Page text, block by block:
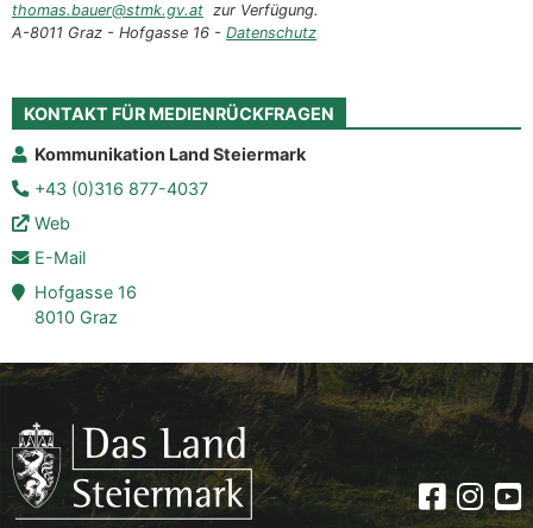
thomas.bauer@stmk.gv.at zur Verfügung.
A-8011 Graz - Hofgasse 16 - Datenschutz
KONTAKT FÜR MEDIENRÜCKFRAGEN
Kommunikation Land Steiermark
+43 (0)316 877-4037
Web
E-Mail
Hofgasse 16
8010 Graz